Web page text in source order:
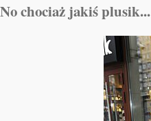
No chociaż jakiś plusik...